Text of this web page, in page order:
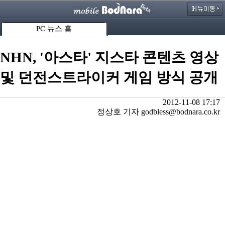
PC 뉴스 홈
NHN, '아스타' 지스타 콘텐츠 영상
및 던전스트라이커 게임 방식 공개
2012-11-08 17:17
정상호 기자 godbless@bodnara.co.kr